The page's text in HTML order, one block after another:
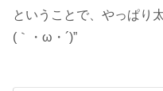
ということで、やっぱり
(｀・ω・´)”